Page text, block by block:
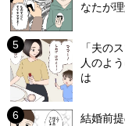
なたが
「夫の
人のよ
は
結婚前